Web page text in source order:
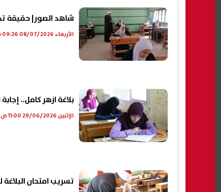
شاهد الصور| حقيقة
الأربعاء 08/07/2026 09:26 ص
بلاغة ازهر كامل.. إجابة
الإثنين 29/06/2026 11:00 ص
تسريب امتحان البلاغة للثانوية الأزهرية